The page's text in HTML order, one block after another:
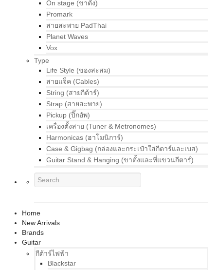
On stage (ขาตั้ง)
Promark
สายสะพาย PadThai
Planet Waves
Vox
Type
Life Style (ของสะสม)
สายแจ็ค (Cables)
String (สายกีต้าร์)
Strap (สายสะพาย)
Pickup (ปิ๊กอัพ)
เครื่องตั้งสาย (Tuner & Metronomes)
Harmonicas (ฮาโมนิการ์)
Case & Gigbag (กล่องและกระเป๋าใส่กีตาร์และเบส)
Guitar Stand & Hanging (ขาตั้งและที่แขวนกีตาร์)
Home
New Arrivals
Brands
Guitar
กีต้าร์ไฟฟ้า
Blackstar